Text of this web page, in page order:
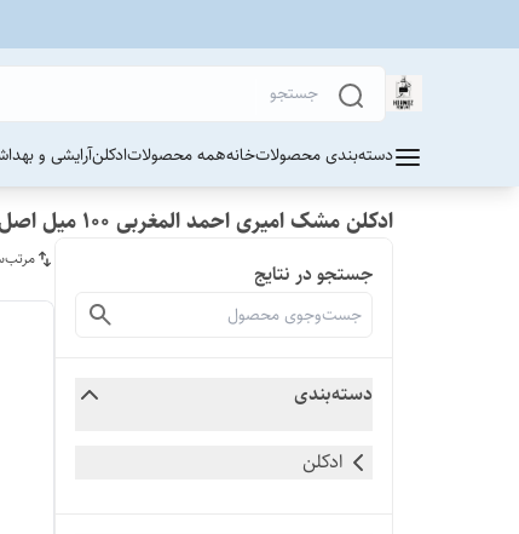
دسته‌بندی محصولاتخانههمه محصولاتادکلنآرایشی و
ادکلن مشک امیری احمد المغربی ۱۰۰ میل اصل
جستجو در نتایج
دسته‌بندی
ادکلن